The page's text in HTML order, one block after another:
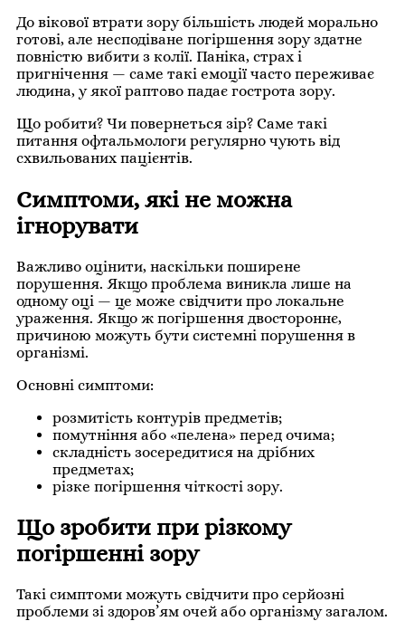
До вікової втрати зору більшість людей морально
готові, але несподіване погіршення зору здатне
повністю вибити з колії. Паніка, страх і
пригнічення — саме такі емоції часто переживає
людина, у якої раптово падає гострота зору.
Що робити? Чи повернеться зір? Саме такі
питання офтальмологи регулярно чують від
схвильованих пацієнтів.
Симптоми, які не можна
ігнорувати
Важливо оцінити, наскільки поширене
порушення. Якщо проблема виникла лише на
одному оці — це може свідчити про локальне
ураження. Якщо ж погіршення двостороннє,
причиною можуть бути системні порушення в
організмі.
Основні симптоми:
розмитість контурів предметів;
помутніння або «пелена» перед очима;
складність зосередитися на дрібних
предметах;
різке погіршення чіткості зору.
Що зробити при різкому
погіршенні зору
Такі симптоми можуть свідчити про серйозні
проблеми зі здоров’ям очей або організму загалом.